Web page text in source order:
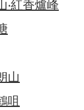
‧紅香爐峰
山
咀